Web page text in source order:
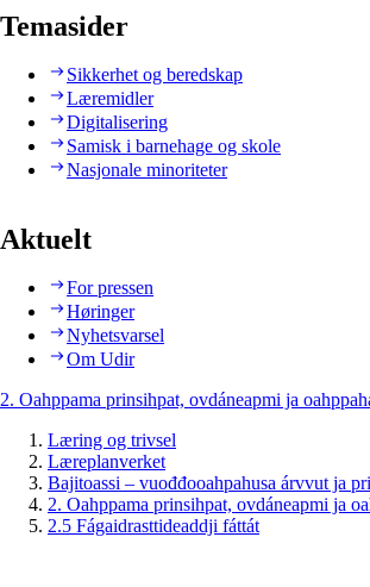
Temasider
Sikkerhet og beredskap
Læremidler
Digitalisering
Samisk i barnehage og skole
Nasjonale minoriteter
Aktuelt
For pressen
Høringer
Nyhetsvarsel
Om Udir
2. Oahppama prinsihpat, ovdáneapmi ja
Læring og trivsel
Læreplanverket
Bajitoassi – vuođđooahpahusa árvvut ja
2. Oahppama prinsihpat, ovdáneapmi ja
2.5 Fágaidrasttideaddji fáttát